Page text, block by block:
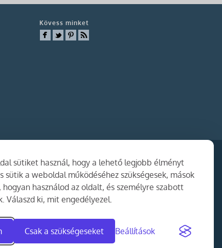
sütiket használ, hogy a lehető legjobb élményt
sütik a weboldal működéséhez szükségesek, mások
használod az oldalt, és személyre szabott
Válaszd ki, mit engedélyezel.
Csak a szükségeseket Beállítások
Kövess minket